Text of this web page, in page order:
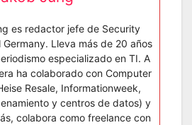
es redactor jefe de Security
Lleva más de 20 años
especializado en TI. A
ha colaborado con Computer
Resale, Informationweek,
y centros de datos) y
colabora como freelance con